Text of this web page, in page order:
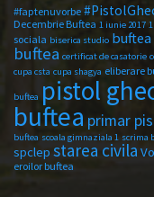
#faptenuvorbe
Decembrie Buftea 1 iunie 2017
sociala biserica studio buftea
buftea certificat de casatorie
cupa csta cupa shagya eliberare
buftea pistol
buftea primar
buftea scoala gimnaziala 1 scrima
spclep starea civila
eroilor buftea